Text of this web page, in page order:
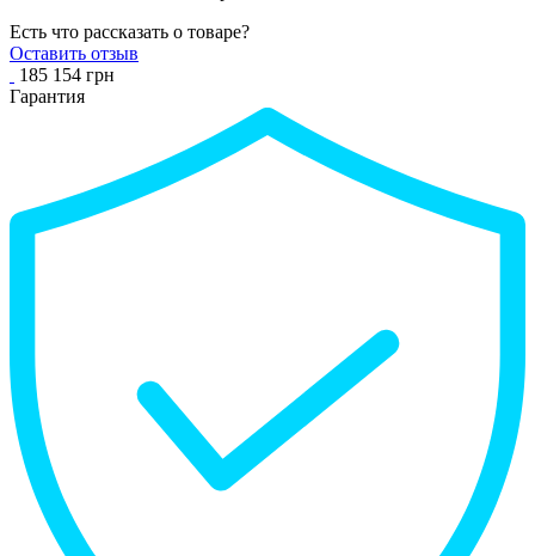
Есть что рассказать о товаре?
Оставить отзыв
185 154 грн
Гарантия